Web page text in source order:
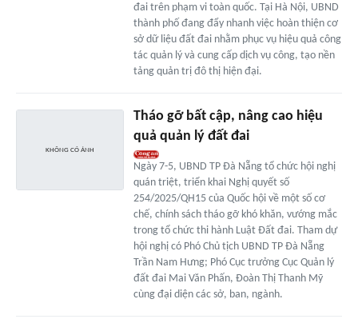
đai trên phạm vi toàn quốc. Tại Hà Nội, UBND
thành phố đang đẩy nhanh việc hoàn thiện cơ
sở dữ liệu đất đai nhằm phục vụ hiệu quả công
tác quản lý và cung cấp dịch vụ công, tạo nền
tảng quản trị đô thị hiện đại.
Tháo gỡ bất cập, nâng cao hiệu
quả quản lý đất đai
Ngày 7-5, UBND TP Đà Nẵng tổ chức hội nghị
quán triệt, triển khai Nghị quyết số
254/2025/QH15 của Quốc hội về một số cơ
chế, chính sách tháo gỡ khó khăn, vướng mắc
trong tổ chức thi hành Luật Đất đai. Tham dự
hội nghị có Phó Chủ tịch UBND TP Đà Nẵng
Trần Nam Hưng; Phó Cục trưởng Cục Quản lý
đất đai Mai Văn Phấn, Đoàn Thị Thanh Mỹ
cùng đại diện các sở, ban, ngành.